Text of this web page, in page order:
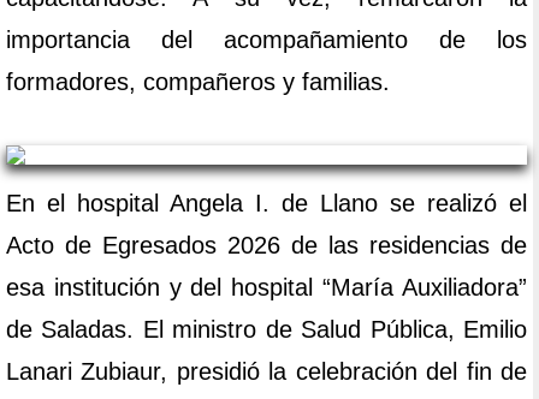
importancia del acompañamiento de los
formadores, compañeros y familias.
En el hospital Angela I. de Llano se realizó el
Acto de Egresados 2026 de las residencias de
esa institución y del hospital “María Auxiliadora”
de Saladas. El ministro de Salud Pública, Emilio
Lanari Zubiaur, presidió la celebración del fin de